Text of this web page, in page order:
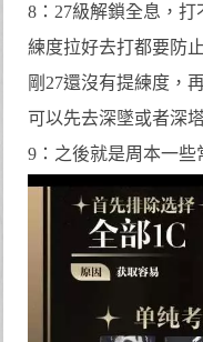
8：27級解鎖全息，打
練度拉好去打都要防
剛27還沒有提練度，
可以先去深墜或者深
9：之後就是周本一些